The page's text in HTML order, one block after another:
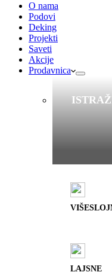
O nama
Podovi
Deking
Projekti
Saveti
Akcije
Prodavnica
LAJSNE